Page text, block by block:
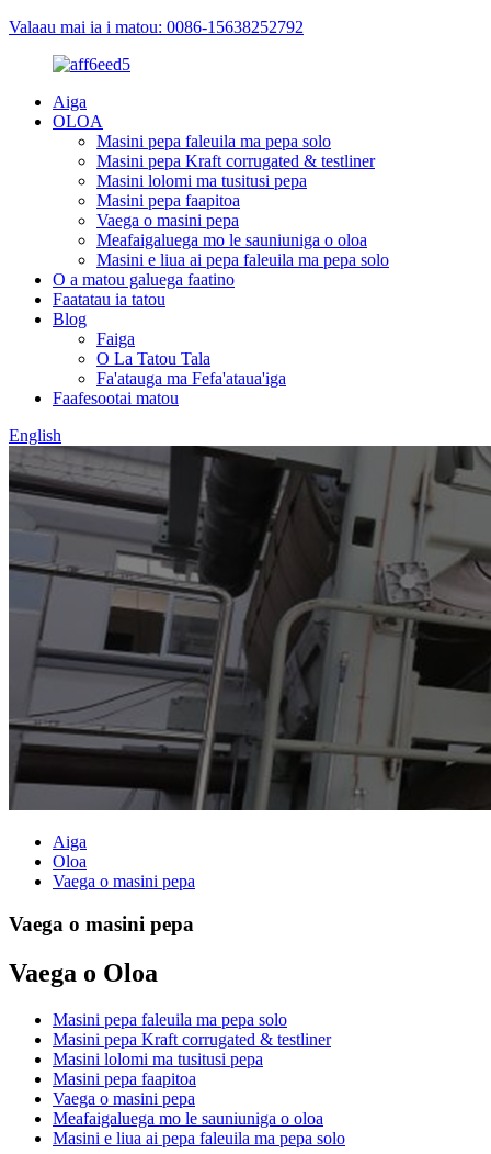
Valaau mai ia i matou: 0086-15638252792
Aiga
OLOA
Masini pepa faleuila ma pepa solo
Masini pepa Kraft corrugated & testliner
Masini lolomi ma tusitusi pepa
Masini pepa faapitoa
Vaega o masini pepa
Meafaigaluega mo le sauniuniga o oloa
Masini e liua ai pepa faleuila ma pepa solo
O a matou galuega faatino
Faatatau ia tatou
Blog
Faiga
O La Tatou Tala
Fa'atauga ma Fefa'ataua'iga
Faafesootai matou
English
Aiga
Oloa
Vaega o masini pepa
Vaega o masini pepa
Vaega o Oloa
Masini pepa faleuila ma pepa solo
Masini pepa Kraft corrugated & testliner
Masini lolomi ma tusitusi pepa
Masini pepa faapitoa
Vaega o masini pepa
Meafaigaluega mo le sauniuniga o oloa
Masini e liua ai pepa faleuila ma pepa solo